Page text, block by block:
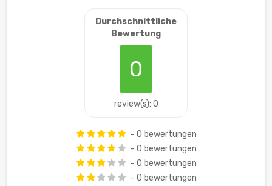
Durchschnittliche
Bewertung
0
review(s): 0
- 0 bewertungen
- 0 bewertungen
- 0 bewertungen
- 0 bewertungen